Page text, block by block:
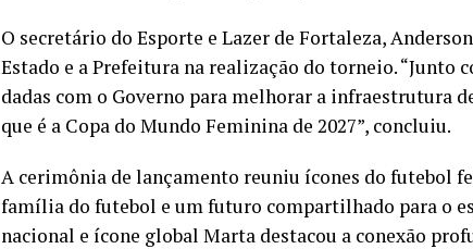
O secretário do Esporte e Lazer de Fortaleza,
Estado e a Prefeitura na realização do torneio. “Junto
dadas com o Governo para melhorar a infraestrutura
que é a Copa do Mundo Feminina de 2027”, concluiu.
A cerimônia de lançamento reuniu ícones do futebol
família do futebol e um futuro compartilhado para o
nacional e ícone global Marta destacou a conexão